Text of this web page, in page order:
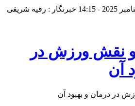
خبرنگار : رقیه شریفی
نقش ورزش در
آن